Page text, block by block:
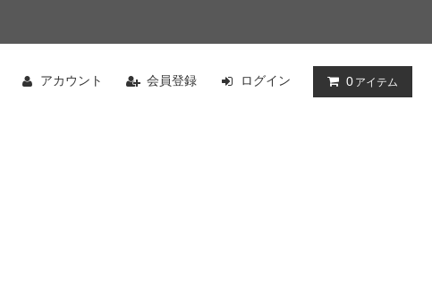
アカウント 会員登録 ログイン 0 アイテム